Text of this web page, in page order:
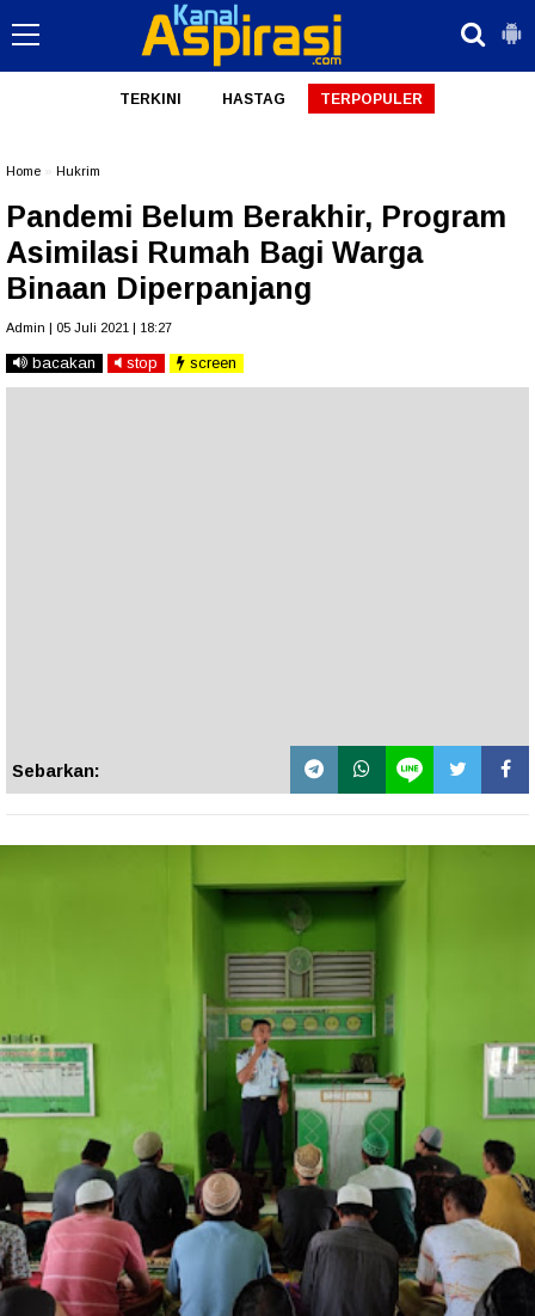
TERKINI HASTAG TERPOPULER
Home Hukrim
Pandemi Belum Berakhir, Program
Asimilasi Rumah Bagi Warga
Binaan Diperpanjang
Admin | 05 Juli 2021 | 18:27
bacakan stop screen
Sebarkan: